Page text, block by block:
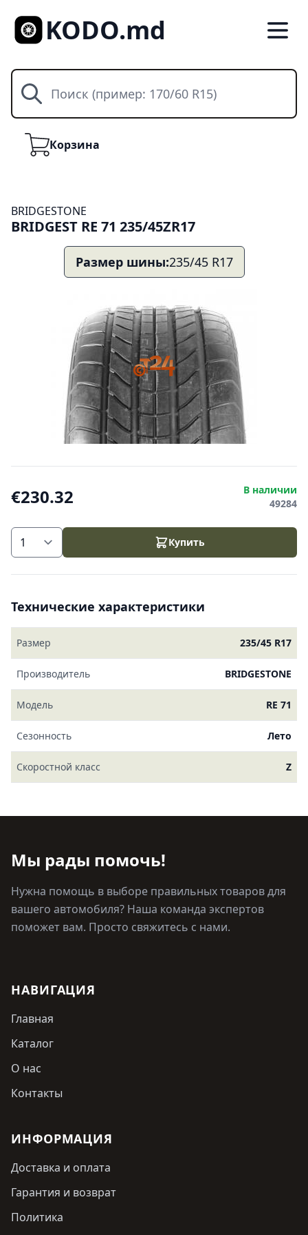
KODO.md
Поиск
КорзинаКорзина
BRIDGESTONE
BRIDGEST RE 71 235/45ZR17
Размер шины:235/45 R17
€230.32
В наличии
49284
Купить
Технические характеристики
Размер 235/45 R17
Производитель BRIDGESTONE
Модель RE 71
Сезонность Лето
Скоростной класс Z
Мы рады помочь!
Нужна помощь в выборе правильных товаров для
вашего автомобиля? Наша команда экспертов
поможет вам. Просто свяжитесь с нами.
НАВИГАЦИЯ
Главная
Каталог
О нас
Контакты
ИНФОРМАЦИЯ
Доставка и оплата
Гарантия и возврат
Политика